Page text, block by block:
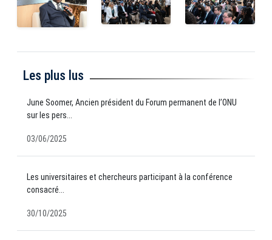
Les plus lus
June Soomer, Ancien président du Forum permanent de l’ONU
sur les pers...
03/06/2025
Les universitaires et chercheurs participant à la conférence
consacré...
30/10/2025